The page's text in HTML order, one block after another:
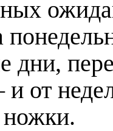
дни,
от